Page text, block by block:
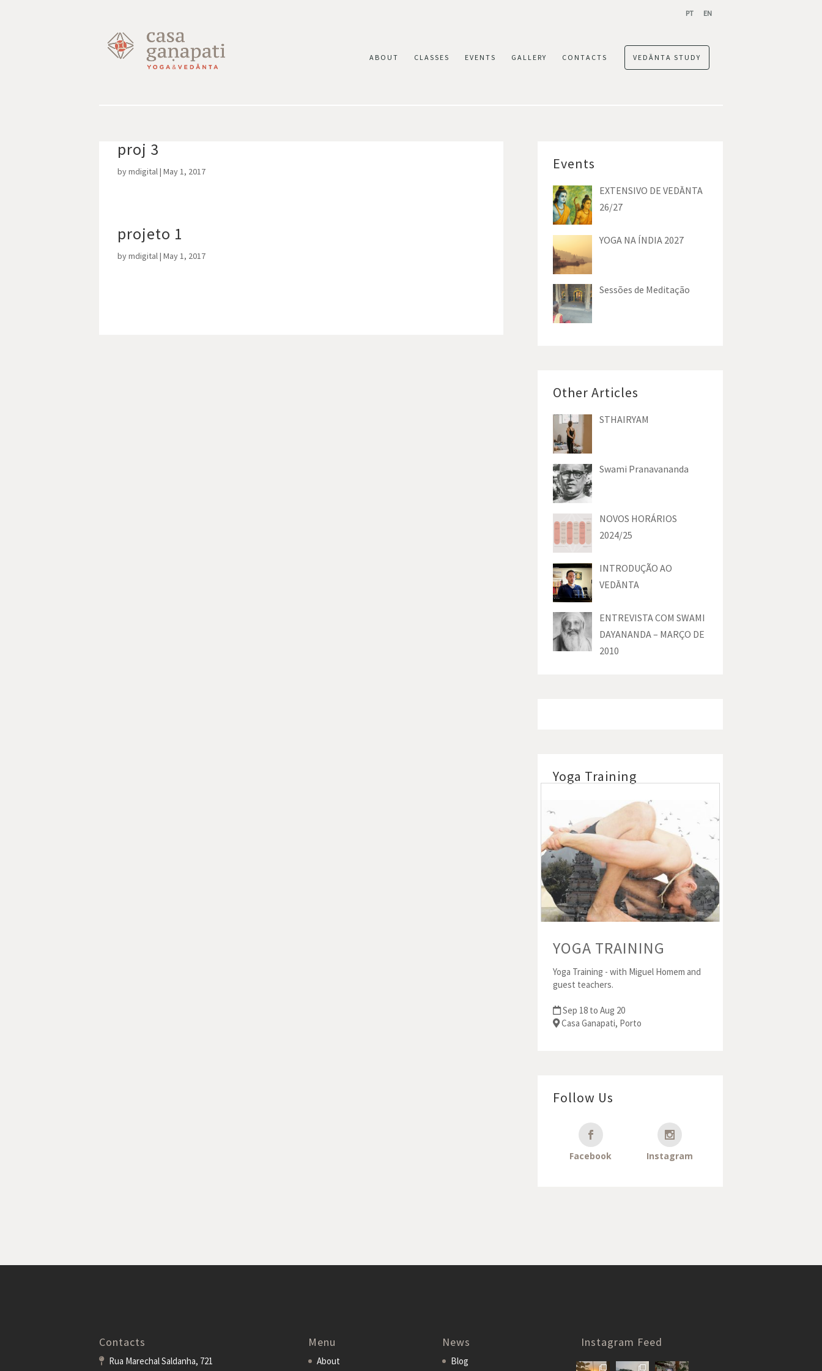
PT EN
ABOUT CLASSES EVENTS GALLERY CONTACTS VEDĀNTA STUDY
proj 3
bymdigital| May 1, 2017
projeto 1
bymdigital| May 1, 2017
Events
EXTENSIVO DE VEDĀNTA
26/27
YOGA NA ÍNDIA 2027
Sessões de Meditação
Other Articles
STHAIRYAM
Swami Pranavananda
NOVOS HORÁRIOS
2024/25
INTRODUÇÃO AO
VEDĀNTA
ENTREVISTA COM SWAMI
DAYANANDA – MARÇO DE
2010
Yoga Training
YOGA TRAINING
Yoga Training - with Miguel Homem and
guest teachers.
Sep 18 to Aug 20
Casa Ganapati, Porto
Follow Us
Facebook Instagram
Contacts
Rua Marechal Saldanha, 721
Menu
About
News
Blog
Instagram Feed